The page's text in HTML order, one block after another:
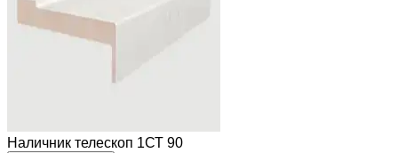
Наличник телескоп 1СТ 90